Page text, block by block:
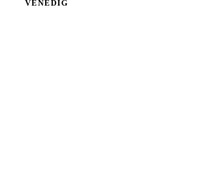
VENEDIG